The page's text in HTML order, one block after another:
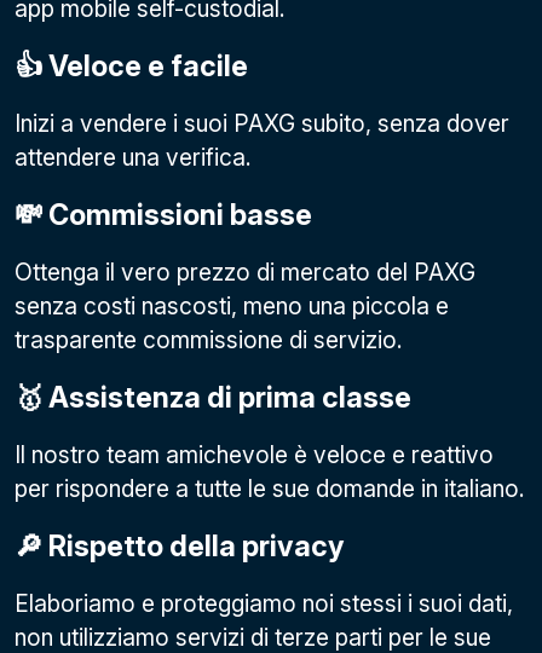
app mobile self-custodial.
👍 Veloce e facile
Inizi a vendere i suoi PAXG subito, senza dover
attendere una verifica.
💸 Commissioni basse
Ottenga il vero prezzo di mercato del PAXG
senza costi nascosti, meno una piccola e
trasparente commissione di servizio.
🥇 Assistenza di prima classe
Il nostro team amichevole è veloce e reattivo
per rispondere a tutte le sue domande in italiano.
🔎 Rispetto della privacy
Elaboriamo e proteggiamo noi stessi i suoi dati,
non utilizziamo servizi di terze parti per le sue